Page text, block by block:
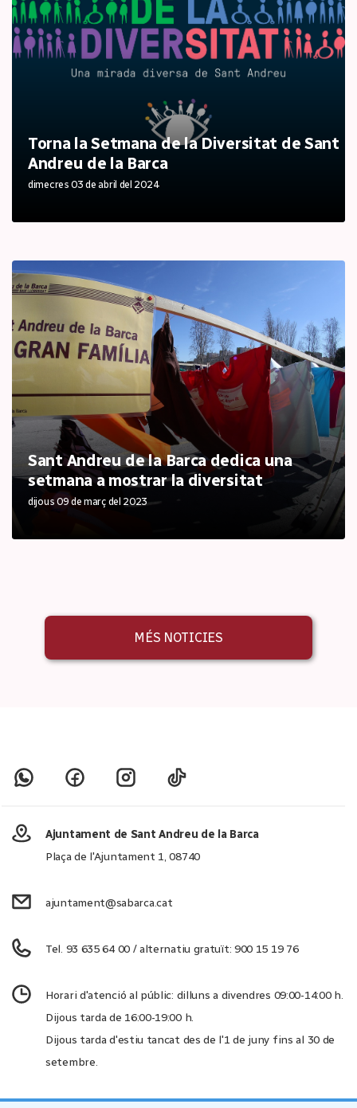
Torna la Setmana de la Diversitat de Sant
Andreu de la Barca
dimecres 03 de abril del 2024
Sant Andreu de la Barca dedica una
setmana a mostrar la diversitat
dijous 09 de març del 2023
MÉS NOTICIES
Ajuntament de Sant Andreu de la Barca
Plaça de l'Ajuntament 1, 08740
ajuntament@sabarca.cat
Tel. 93 635 64 00 / alternatiu gratuït: 900 15 19 76
Horari d'atenció al públic: dilluns a divendres 09:00-14:00 h.
Dijous tarda de 16:00-19:00 h.
Dijous tarda d'estiu tancat des de l'1 de juny fins al 30 de
setembre.